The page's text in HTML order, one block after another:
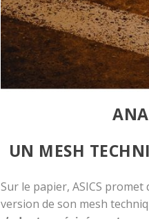
UN MESH
Sur le papier, ASICS
version de son mesh